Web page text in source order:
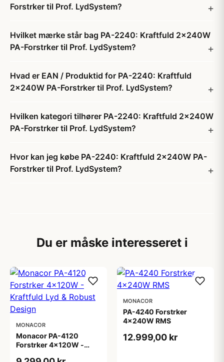
Forstrker til Prof. LydSystem?
Hvilket mærke står bag PA-2240: Kraftfuld 2x240W
PA-Forstrker til Prof. LydSystem?
Hvad er EAN / Produktid for PA-2240: Kraftfuld
2x240W PA-Forstrker til Prof. LydSystem?
Hvilken kategori tilhører PA-2240: Kraftfuld 2x240W
PA-Forstrker til Prof. LydSystem?
Hvor kan jeg købe PA-2240: Kraftfuld 2x240W PA-
Forstrker til Prof. LydSystem?
Du er måske interesseret i
MONACOR
Monacor PA-4120
Forstrker 4x120W -
MONACOR
PA-4240 Forstrker
4x240W RMS
12.999,00 kr